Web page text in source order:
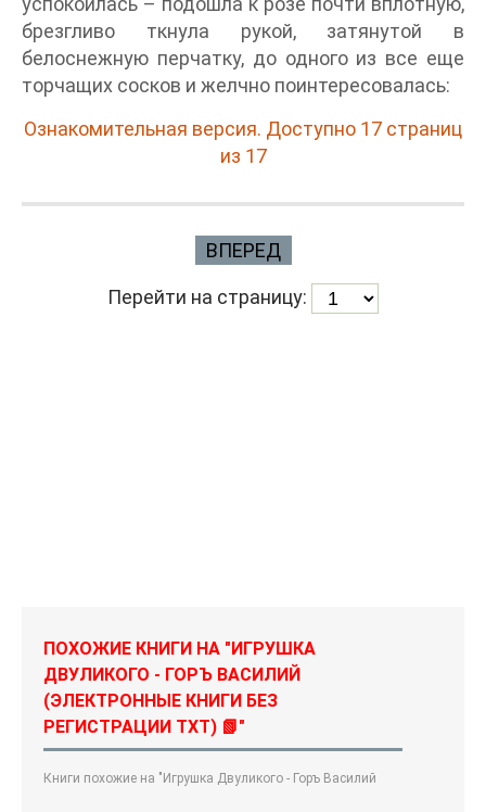
брезгливо ткнула рукой, затянутой в
белоснежную перчатку, до одного из все еще
торчащих сосков и желчно поинтересовалась:
Ознакомительная версия. Доступно 17 страниц
из 17
ВПЕРЕД
Перейти на страницу:
ПОХОЖИЕ КНИГИ НА "ИГРУШКА
ДВУЛИКОГО - ГОРЪ ВАСИЛИЙ
(ЭЛЕКТРОННЫЕ КНИГИ БЕЗ
РЕГИСТРАЦИИ TXT) 📗"
Книги похожие на "Игрушка Двуликого - Горъ Василий